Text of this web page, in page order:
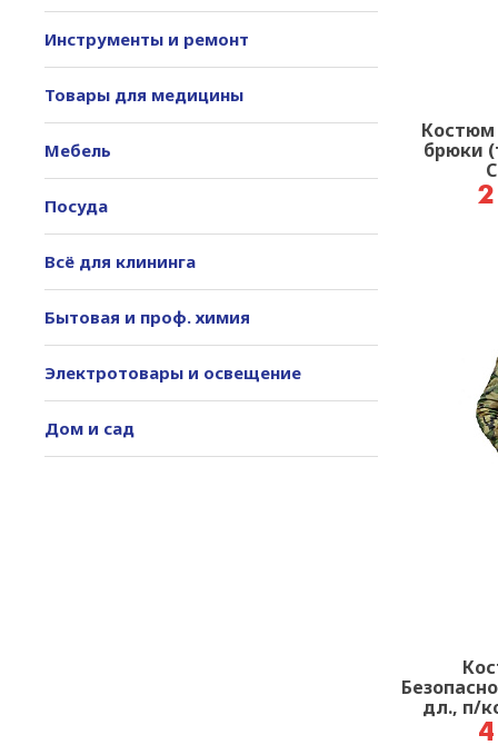
Инструменты и ремонт
Товары для медицины
Мебель
Посуда
Всё для клининга
Бытовая и проф. химия
Электротовары и освещение
Дом и сад
брюки
дл., п/